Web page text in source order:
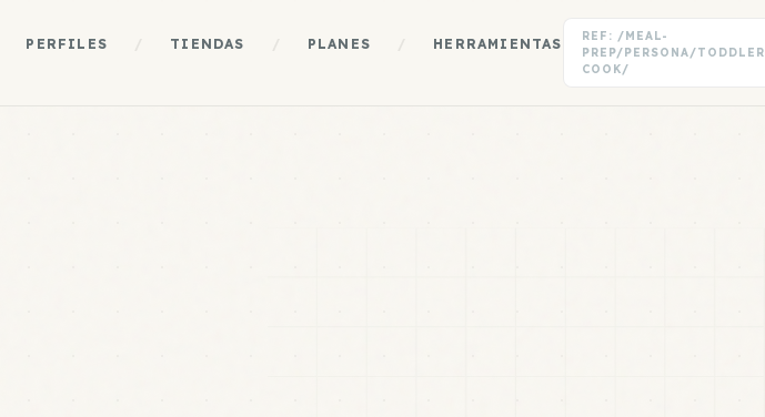
PERFILES TIENDAS PLANES HERRAMIENTAS
REF: /MEAL-
PREP/PERSONA/
COOK/